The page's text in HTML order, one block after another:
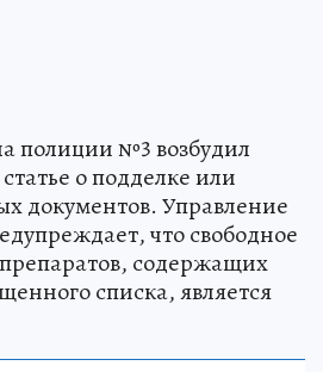
полиции №3 возбудил
о подделке или
документов. Управление
что свободное
содержащих
списка, является